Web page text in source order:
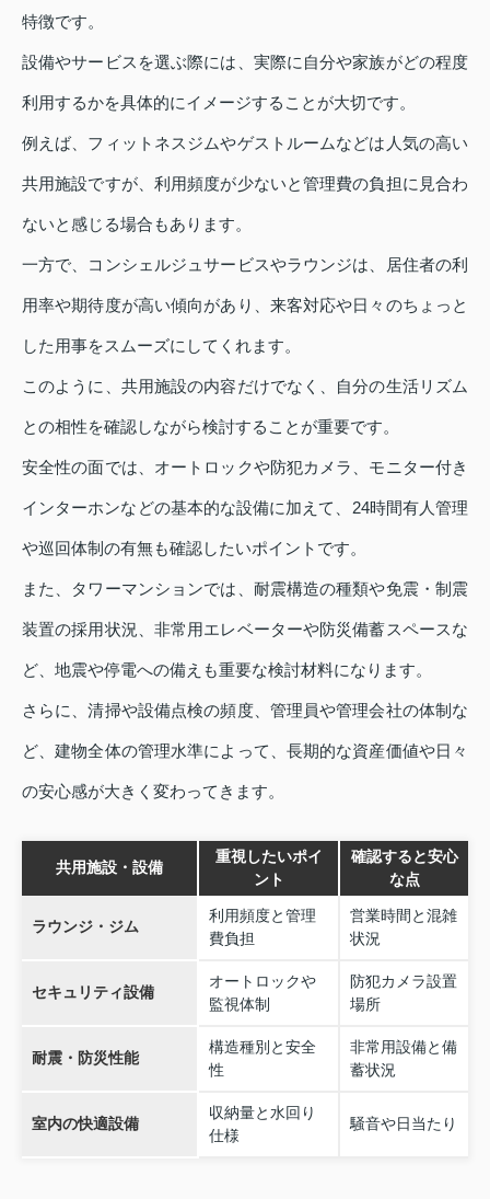
特徴です。
設備やサービスを選ぶ際には、実際に自分や家族がどの程度
利用するかを具体的にイメージすることが大切です。
例えば、フィットネスジムやゲストルームなどは人気の高い
共用施設ですが、利用頻度が少ないと管理費の負担に見合わ
ないと感じる場合もあります。
一方で、コンシェルジュサービスやラウンジは、居住者の利
用率や期待度が高い傾向があり、来客対応や日々のちょっと
した用事をスムーズにしてくれます。
このように、共用施設の内容だけでなく、自分の生活リズム
との相性を確認しながら検討することが重要です。
安全性の面では、オートロックや防犯カメラ、モニター付き
インターホンなどの基本的な設備に加えて、24時間有人管理
や巡回体制の有無も確認したいポイントです。
また、タワーマンションでは、耐震構造の種類や免震・制震
装置の採用状況、非常用エレベーターや防災備蓄スペースな
ど、地震や停電への備えも重要な検討材料になります。
さらに、清掃や設備点検の頻度、管理員や管理会社の体制な
ど、建物全体の管理水準によって、長期的な資産価値や日々
の安心感が大きく変わってきます。
共用施設・設備
重視したいポイ
ント
確認すると安心
な点
ラウンジ・ジム
利用頻度と管理
費負担
営業時間と混雑
状況
セキュリティ設備
オートロックや
監視体制
防犯カメラ設置
場所
耐震・防災性能
構造種別と安全
性
非常用設備と備
蓄状況
室内の快適設備
収納量と水回り
仕様
騒音や日当たり